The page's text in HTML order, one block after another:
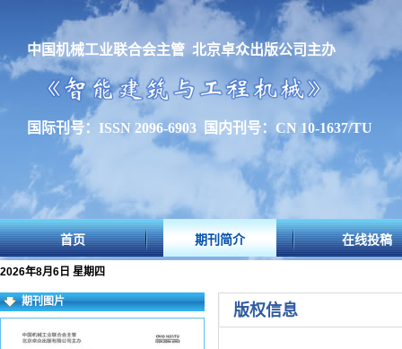
中国机械工业联合会主管 北京卓众出版公司主办
国际刊号：ISSN 2096-6903 国内刊号：CN 10-1637/TU
首页 期刊简介 在线投稿
2026年8月6日 星期四
期刊图片 版权信息